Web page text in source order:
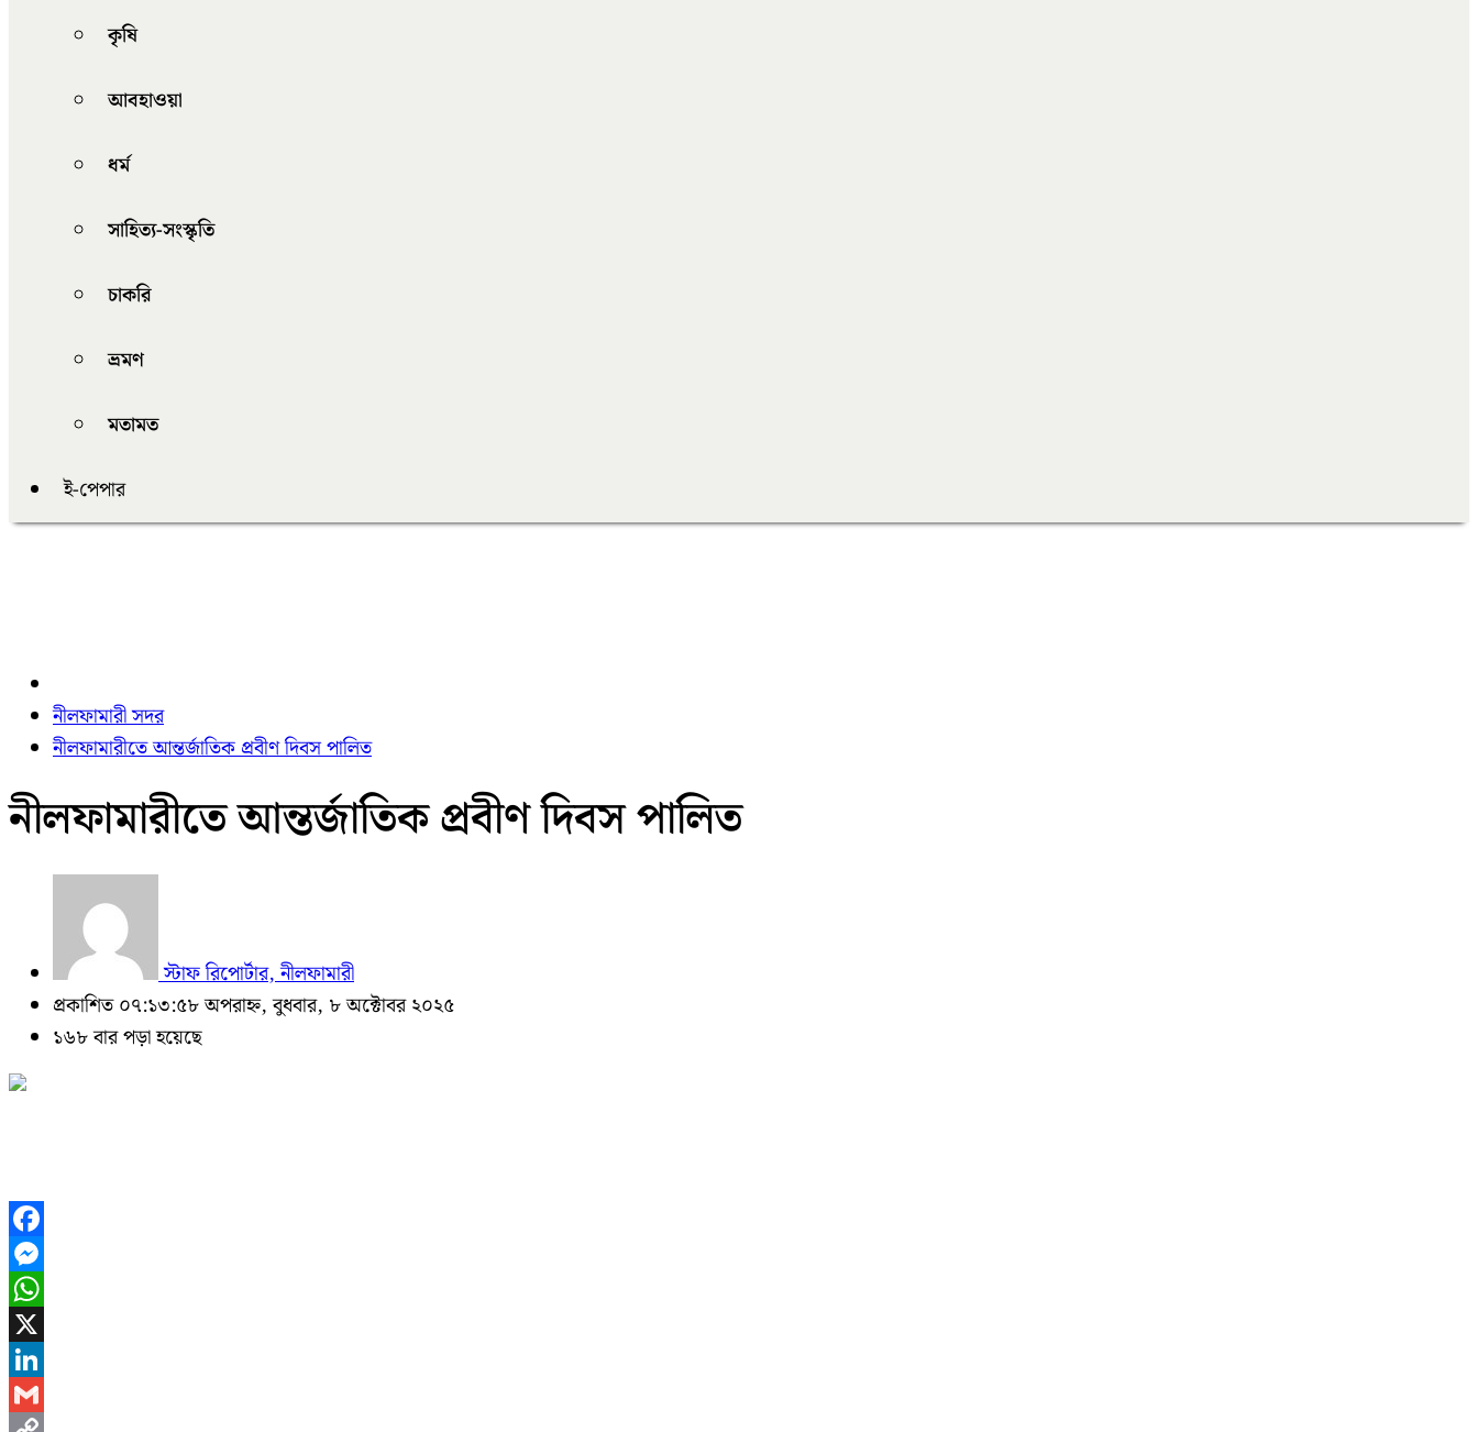
কৃষি
আবহাওয়া
ধর্ম
সাহিত্য-সংস্কৃতি
চাকরি
ভ্রমণ
মতামত
ই-পেপার
নীলফামারী সদর
নীলফামারীতে আন্তর্জাতিক প্রবীণ দিবস পালিত
নীলফামারীতে আন্তর্জাতিক প্রবীণ দিবস পালিত
স্টাফ রিপোর্টার, নীলফামারী
প্রকাশিত ০৭:১৩:৫৮ অপরাহ্ন, বুধবার, ৮ অক্টোবর ২০২৫
১৬৮ বার পড়া হয়েছে
Facebook
Messenger
WhatsApp
X
LinkedIn